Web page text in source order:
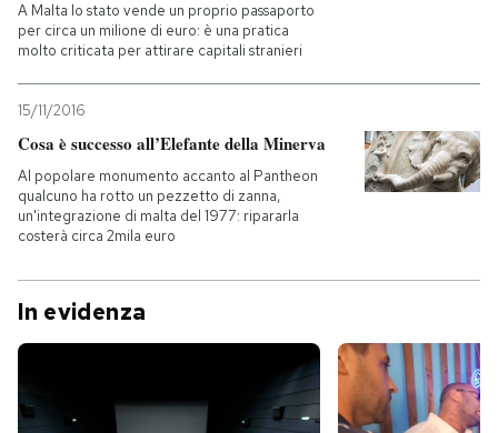
A Malta lo stato vende un proprio passaporto
per circa un milione di euro: è una pratica
molto criticata per attirare capitali stranieri
15/11/2016
Cosa è successo all’Elefante della Minerva
Al popolare monumento accanto al Pantheon
qualcuno ha rotto un pezzetto di zanna,
un'integrazione di malta del 1977: ripararla
costerà circa 2mila euro
In evidenza